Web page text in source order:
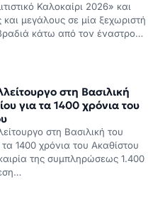
Καλοκαίρι 2026» και
και μεγάλους σε μία ξεχωριστή
κάτω από τον έναστρο…
στη Βασιλική
για τα 1400 χρόνια του
στη Βασιλική του
τα 1400 χρόνια του Ακαθίστου
της συμπληρώσεως 1.400